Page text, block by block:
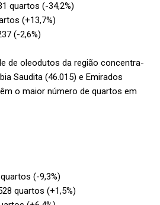
quartos (-34,2%)
(+13,7%)
(-2,6%)
de oleodutos da região concentra-
Saudita (46.015) e Emirados
o maior número de quartos em
(-9,3%)
quartos (+1,5%)